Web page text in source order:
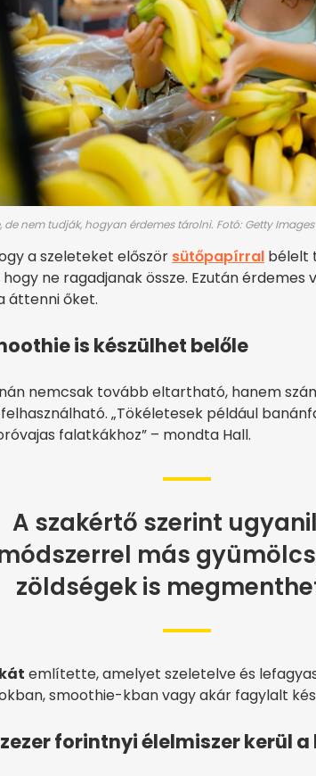
de nem tudják, hogyan érdemes tárolni. Fotó: Getty Images
a szeleteket először sütőpapírral bélelt
ne ragadjanak össze. Ezután érdemes
áttenni őket.
is készülhet belőle
nemcsak tovább eltartható, hanem
„Tökéletesek például
falatkákhoz” – mondta Hall.
A szakértő szerint
más
zöldségek is
említette, amelyet szeletelve és
smoothie-kban vagy akár fagylalt
forintnyi élelmiszer kerül